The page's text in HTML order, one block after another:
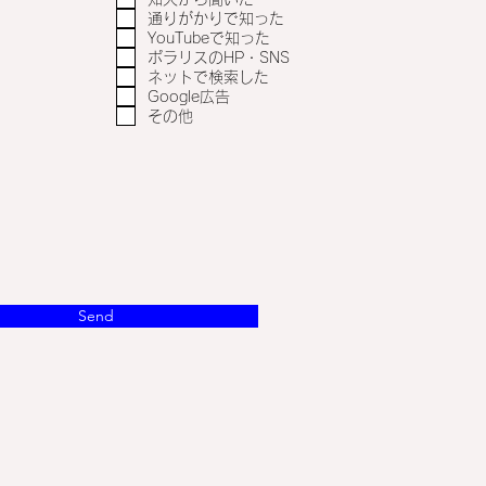
通りがかりで知った
YouTubeで知った
ポラリスのHP・SNS
ネットで検索した
Google広告
その他
Send